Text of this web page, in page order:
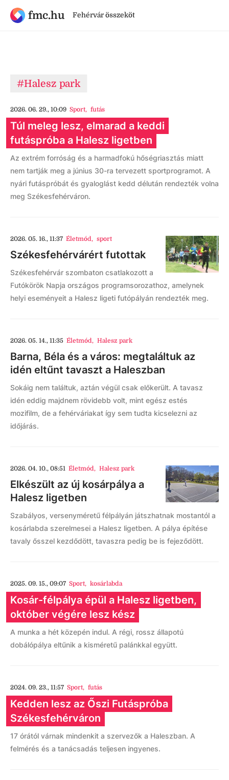
fmc.hu Fehérvár összeköt
#Halesz park
2026. 06. 29., 10:09 Sport, futás
Túl meleg lesz, elmarad a keddi
futáspróba a Halesz ligetben
Az extrém forróság és a harmadfokú hőségriasztás miatt
nem tartják meg a június 30-ra tervezett sportprogramot. A
nyári futáspróbát és gyaloglást kedd délután rendezték volna
meg Székesfehérváron.
2026. 05. 16., 11:37 Életmód, sport
Székesfehérvárért futottak
Székesfehérvár szombaton csatlakozott a
Futókörök Napja országos programsorozathoz, amelynek
helyi eseményeit a Halesz ligeti futópályán rendezték meg.
2026. 05. 14., 11:35 Életmód, Halesz park
Barna, Béla és a város: megtaláltuk az
idén eltűnt tavaszt a Haleszban
Sokáig nem találtuk, aztán végül csak előkerült. A tavasz
idén eddig majdnem rövidebb volt, mint egész estés
mozifilm, de a fehérváriakat így sem tudta kicselezni az
időjárás.
2026. 04. 10., 08:51 Életmód, Halesz park
Elkészült az új kosárpálya a
Halesz ligetben
Szabályos, versenyméretű félpályán játszhatnak mostantól a
kosárlabda szerelmesei a Halesz ligetben. A pálya építése
tavaly ősszel kezdődött, tavaszra pedig be is fejeződött.
2025. 09. 15., 09:07 Sport, kosárlabda
Kosár-félpálya épül a Halesz ligetben,
október végére lesz kész
A munka a hét közepén indul. A régi, rossz állapotú
dobálópálya eltűnik a kisméretű palánkkal együtt.
2024. 09. 23., 11:57 Sport, futás
Kedden lesz az Őszi Futáspróba
Székesfehérváron
17 órától várnak mindenkit a szervezők a Haleszban. A
felmérés és a tanácsadás teljesen ingyenes.